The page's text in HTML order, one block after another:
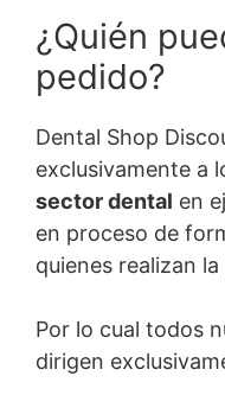
¿Quién
pedido?
Dental Shop
exclusivamente a
sector dental en
en proceso de
quienes realizan
Por lo cual todos
dirigen